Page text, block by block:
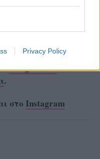
Privacy Policy
Google Newsκαι
.
στο Instagram